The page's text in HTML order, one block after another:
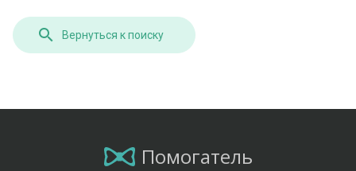
Вернуться к поиску
Помогатель